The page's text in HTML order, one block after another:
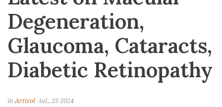
Degeneration,
Glaucoma, Cataracts,
Diabetic Retinopathy
inArticol iul., 25 2024